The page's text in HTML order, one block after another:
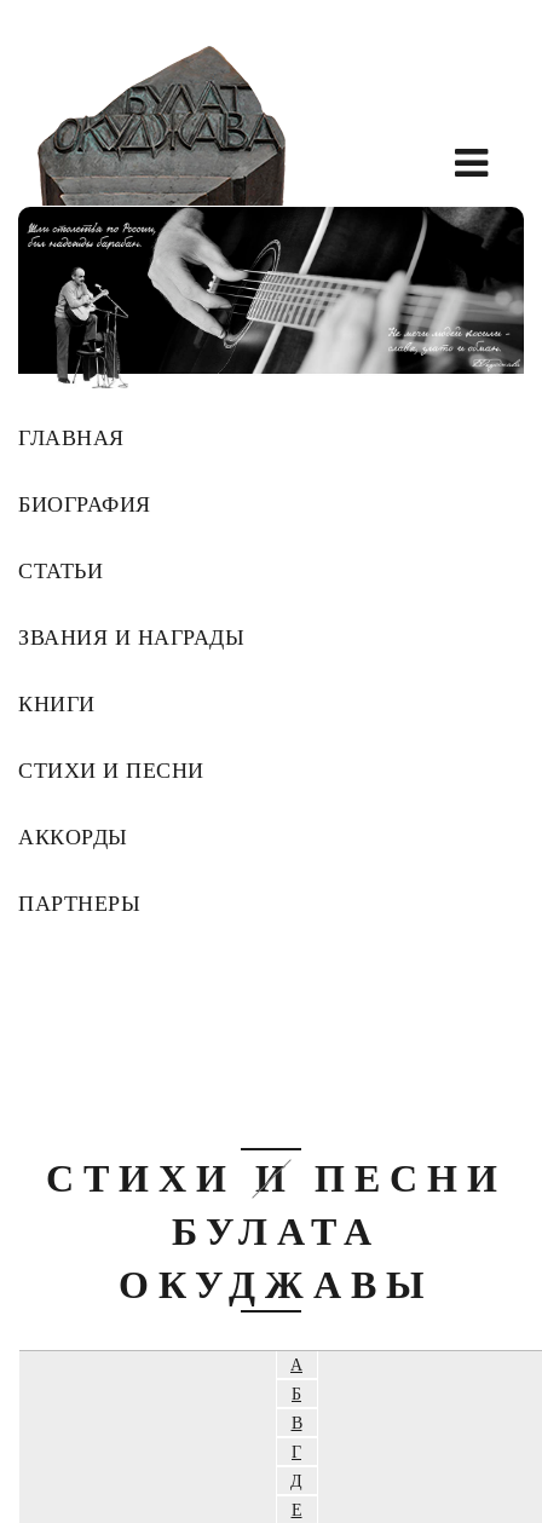
ГЛАВНАЯ
БИОГРАФИЯ
СТАТЬИ
ЗВАНИЯ И НАГРАДЫ
КНИГИ
СТИХИ И ПЕСНИ
АККОРДЫ
ПАРТНЕРЫ
СТИХИ И ПЕСНИ
БУЛАТА
ОКУДЖАВЫ
А
Б
В
Г
Д
Е